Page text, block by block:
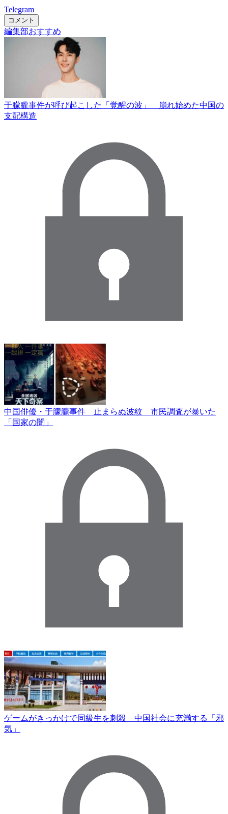
Telegram
コメント
編集部おすすめ
于朦朧事件が呼び起こした「覚醒の波」 崩れ始めた中国の
支配構造
中国俳優・于朦朧事件 止まらぬ波紋 市民調査が暴いた
「国家の闇」
ゲームがきっかけで同級生を刺殺 中国社会に充満する「邪
気」